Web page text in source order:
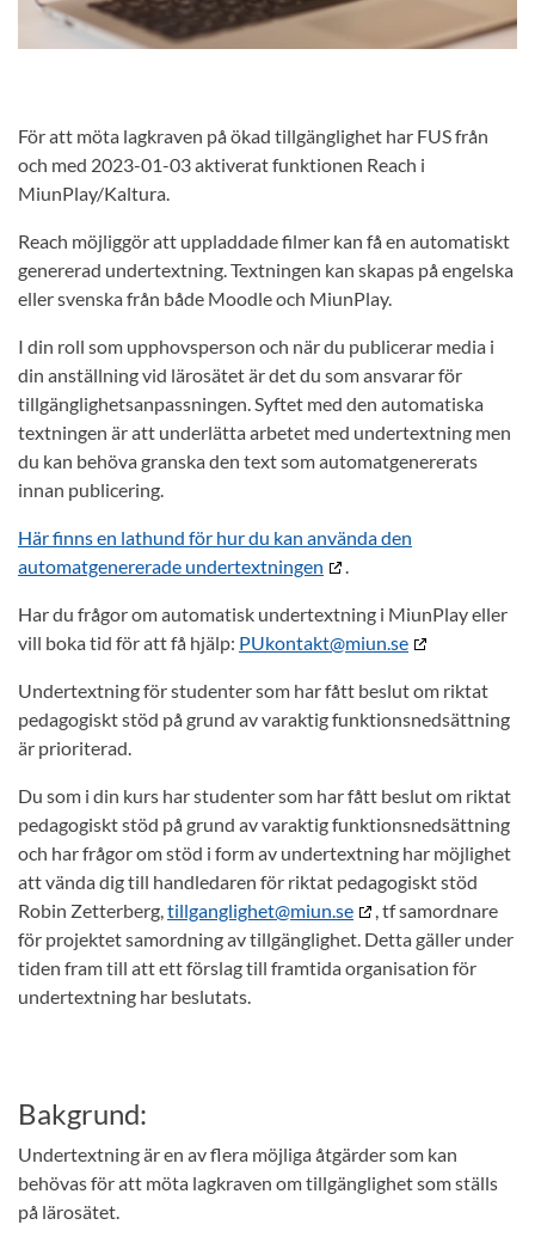
För att möta lagkraven på ökad tillgänglighet har FUS från
och med 2023-01-03 aktiverat funktionen Reach i
MiunPlay/Kaltura.
Reach möjliggör att uppladdade filmer kan få en automatiskt
genererad undertextning. Textningen kan skapas på engelska
eller svenska från både Moodle och MiunPlay.
I din roll som upphovsperson och när du publicerar media i
din anställning vid lärosätet är det du som ansvarar för
tillgänglighetsanpassningen. Syftet med den automatiska
textningen är att underlätta arbetet med undertextning men
du kan behöva granska den text som automatgenererats
innan publicering.
Här finns en lathund för hur du kan använda den
automatgenererade undertextningen
.
Har du frågor om automatisk undertextning i MiunPlay eller
vill boka tid för att få hjälp: PUkontakt@miun.se
Undertextning för studenter som har fått beslut om riktat
pedagogiskt stöd på grund av varaktig funktionsnedsättning
är prioriterad.
Du som i din kurs har studenter som har fått beslut om riktat
pedagogiskt stöd på grund av varaktig funktionsnedsättning
och har frågor om stöd i form av undertextning har möjlighet
att vända dig till handledaren för riktat pedagogiskt stöd
Robin Zetterberg,tillganglighet@miun.se
, tf samordnare
för projektet samordning av tillgänglighet. Detta gäller under
tiden fram till att ett förslag till framtida organisation för
undertextning har beslutats.
Bakgrund:
Undertextning är en av flera möjliga åtgärder som kan
behövas för att möta lagkraven om tillgänglighet som ställs
på lärosätet.